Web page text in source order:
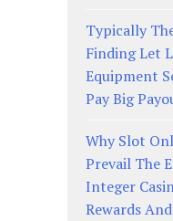
Typically
Finding Let
Equipment
Pay Big
Why Slot
Prevail The
Integer
Rewards